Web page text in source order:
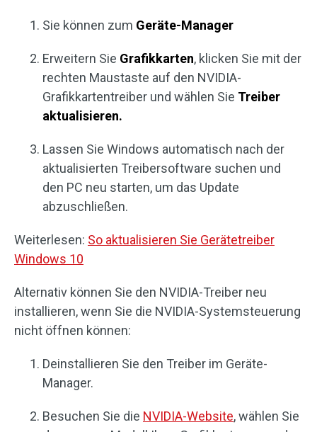
Sie können zum Geräte-Manager
Erweitern Sie Grafikkarten, klicken Sie mit der
rechten Maustaste auf den NVIDIA-
Grafikkartentreiber und wählen Sie Treiber
aktualisieren.
Lassen Sie Windows automatisch nach der
aktualisierten Treibersoftware suchen und
den PC neu starten, um das Update
abzuschließen.
Weiterlesen: So aktualisieren Sie Gerätetreiber
Windows 10
Alternativ können Sie den NVIDIA-Treiber neu
installieren, wenn Sie die NVIDIA-Systemsteuerung
nicht öffnen können:
Deinstallieren Sie den Treiber im Geräte-
Manager.
Besuchen Sie die NVIDIA-Website, wählen Sie